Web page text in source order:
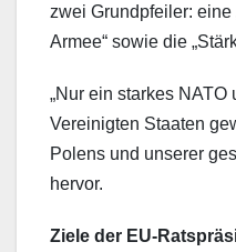
zwei Grundpfeiler: eine
Armee“ sowie die
„Nur ein starkes NATO
Vereinigten Staaten
Polens und unserer
hervor.
Ziele der EU-